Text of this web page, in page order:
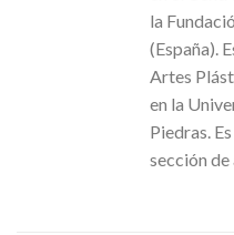
la
(España).
Artes
en la
Piedras.
sección